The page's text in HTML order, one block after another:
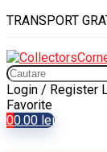
TRANSPORT
Login / Register
Favorite
00.00 lei